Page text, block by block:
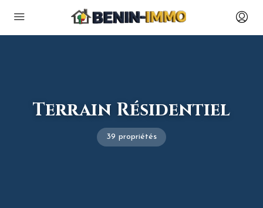
Terrain Résidentiel
39 propriétés